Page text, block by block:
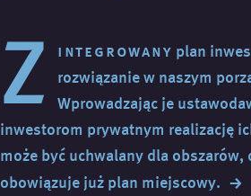
Z integrowany plan
rozwiązanie w naszym
Wprowadzając je
inwestorom prywatnym realizację
może być uchwalany dla obszarów,
obowiązuje już plan miejscowy. →